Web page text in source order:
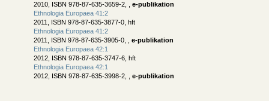
2010, ISBN 978-87-635-3659-2, , e-publikation
Ethnologia Europaea 41:2
2011, ISBN 978-87-635-3877-0, hft
Ethnologia Europaea 41:2
2011, ISBN 978-87-635-3905-0, , e-publikation
Ethnologia Europaea 42:1
2012, ISBN 978-87-635-3747-6, hft
Ethnologia Europaea 42:1
2012, ISBN 978-87-635-3998-2, , e-publikation